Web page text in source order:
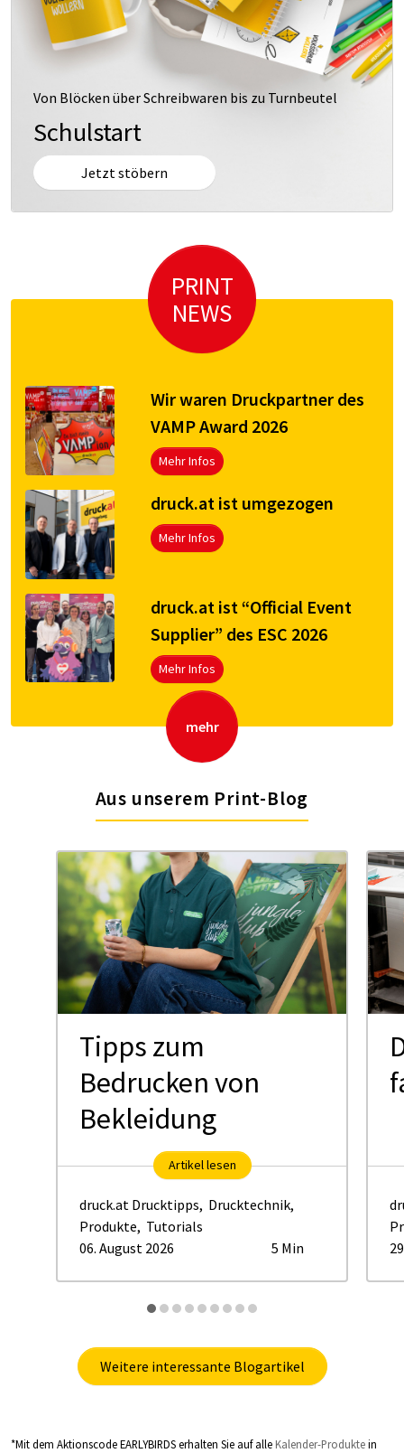
Von Blöcken über Schreibwaren bis zu Turnbeutel
Schulstart
Jetzt stöbern
PRINT
NEWS
Wir waren Druckpartner des
VAMP Award 2026
Mehr Infos
druck.at ist umgezogen
Mehr Infos
druck.at ist “Official Event
Supplier” des ESC 2026
Mehr Infos
mehr
Aus unserem Print-Blog
Tipps zum
Bedrucken von
Bekleidung
Artikel lesen
druck.at Drucktipps, Drucktechnik,
Produkte, Tutorials
06. August 2026
5 Min
Weitere interessante Blogartikel
*Mit dem AktionscodeEARLYBIRDSerhalten Sie auf alle Kalender-Produktein